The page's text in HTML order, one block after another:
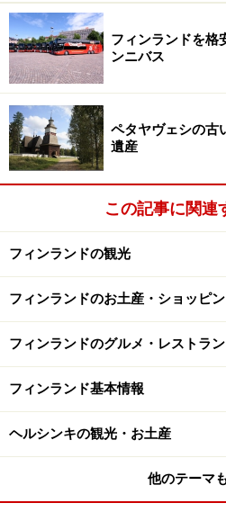
フィンランドを格
ンニバス
ペタヤヴェシの古
遺産
この記事に関連
フィンランドの観光
フィンランドのお土産・ショッピ
フィンランドのグルメ・レストラン
フィンランド基本情報
ヘルシンキの観光・お土産
他のテーマ